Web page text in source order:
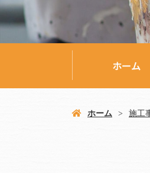
ホーム
ホーム 施工